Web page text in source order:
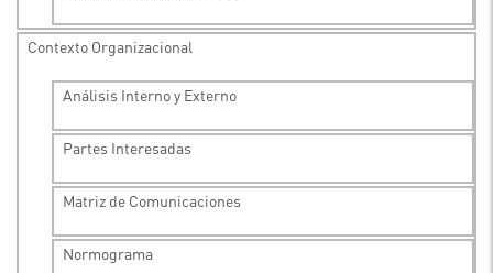
Contexto Organizacional
Análisis Interno y Externo
Partes Interesadas
Matriz de Comunicaciones
Normograma